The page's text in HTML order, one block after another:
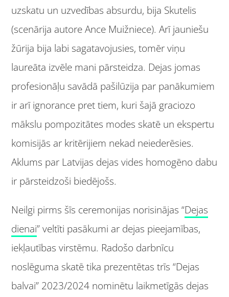
uzskatu un uzvedības absurdu, bija Skutelis
(scenārija autore Ance Muižniece). Arī jauniešu
žūrija bija labi sagatavojusies, tomēr viņu
laureāta izvēle mani pārsteidza. Dejas jomas
profesionāļu savādā pašilūzija par panākumiem
ir arī ignorance pret tiem, kuri šajā graciozo
mākslu pompozitātes modes skatē un ekspertu
komisijās ar kritērijiem nekad neiederēsies.
Aklums par Latvijas dejas vides homogēno dabu
ir pārsteidzoši biedējošs.
Neilgi pirms šīs ceremonijas norisinājas “Dejas
dienai” veltīti pasākumi ar dejas pieejamības,
iekļautības virstēmu. Radošo darbnīcu
noslēguma skatē tika prezentētas trīs “Dejas
balvai” 2023/2024 nominētu laikmetīgās dejas